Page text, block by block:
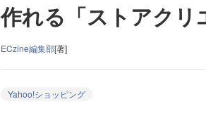
作れる「ストアクリ
ECzine編集部[著]
Yahoo!ショッピング